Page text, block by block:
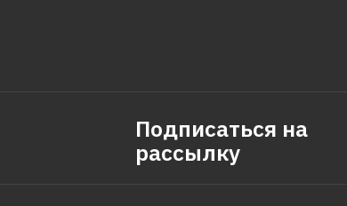
Подписаться на
рассылку